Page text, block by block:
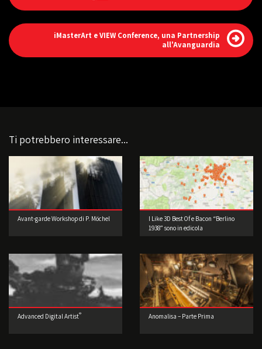
iMasterArt e VIEW Conference, una Partnership
all'Avanguardia
Ti potrebbero interessare...
Avant-garde Workshop di P. Möchel
I Like 3D Best Of e Bacon “Berlino
1938” sono in edicola
Advanced Digital Artist® Anomalisa – Parte Prima